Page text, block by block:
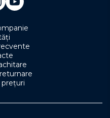
prețuri